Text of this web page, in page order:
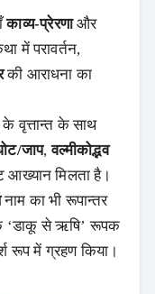
काव्य-प्रेरणाऔर
में परावर्तन,
की आराधना का
के वृत्तान्त के साथ
जाप,वल्मीकोद्भव
आख्यान मिलता है।
नाम का भी रूपान्तर
‘डाकू से ऋषि’ रूपक
रूप में ग्रहण किया।